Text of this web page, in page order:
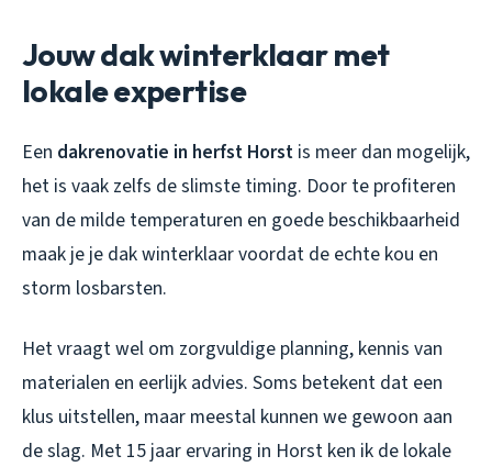
Jouw dak winterklaar met
lokale expertise
Een dakrenovatie in herfst Horst is meer dan mogelijk,
het is vaak zelfs de slimste timing. Door te profiteren
van de milde temperaturen en goede beschikbaarheid
maak je je dak winterklaar voordat de echte kou en
storm losbarsten.
Het vraagt wel om zorgvuldige planning, kennis van
materialen en eerlijk advies. Soms betekent dat een
klus uitstellen, maar meestal kunnen we gewoon aan
de slag. Met 15 jaar ervaring in Horst ken ik de lokale